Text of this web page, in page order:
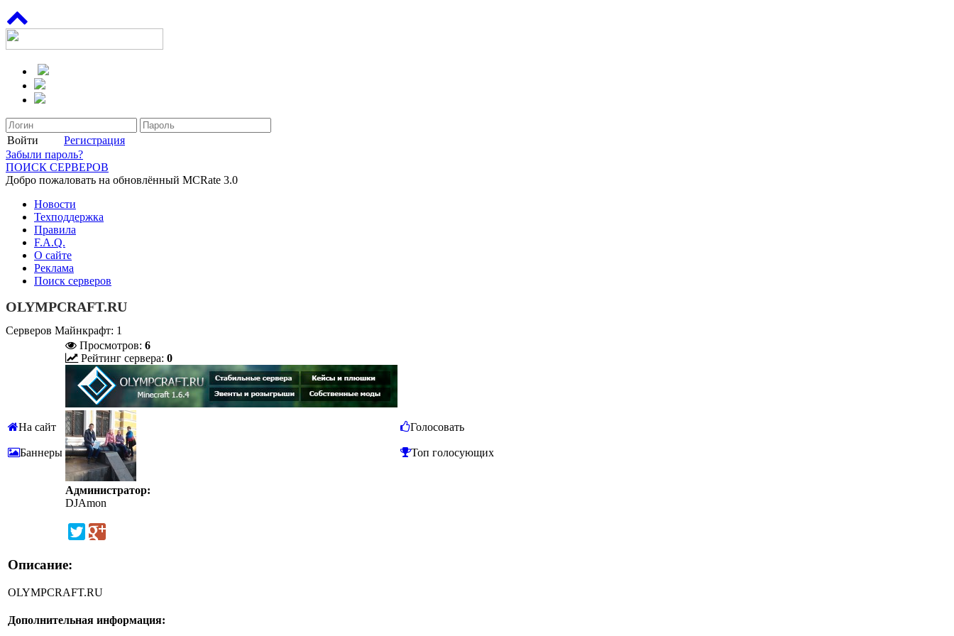
Войти
Регистрация
Забыли пароль?
ПОИСК СЕРВЕРОВ
Добро пожаловать на обновлённый MCRate 3.0
Новости
Техподдержка
Правила
F.A.Q.
О сайте
Реклама
Поиск серверов
OLYMPCRAFT.RU
Серверов Майнкрафт: 1
На сайт
Баннеры
Просмотров: 6
Рейтинг сервера: 0
Администратор:
DJAmon
Голосовать
Топ голосующих
Описание:
OLYMPCRAFT.RU
Дополнительная информация: